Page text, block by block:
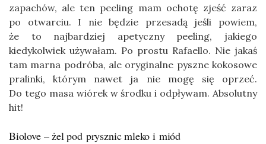
zapachów, ale ten peeling mam ochotę zjeść zaraz
po otwarciu. I nie będzie przesadą jeśli powiem,
że to najbardziej apetyczny peeling, jakiego
kiedykolwiek używałam. Po prostu Rafaello. Nie jakaś
tam marna podróba, ale oryginalne pyszne kokosowe
pralinki, którym nawet ja nie mogę się oprzeć.
Do tego masa wiórek w środku i odpływam. Absolutny
hit!
Biolove – żel pod prysznic mleko i miód